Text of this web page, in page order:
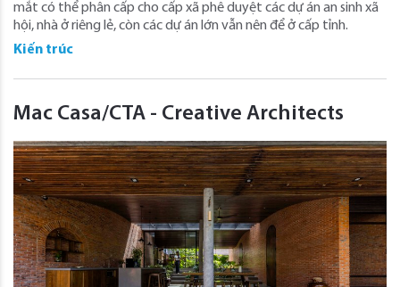
mắt có thể phân cấp cho cấp xã phê duyệt các dự án an sinh xã
hội, nhà ở riêng lẻ, còn các dự án lớn vẫn nên để ở cấp tỉnh.
Kiến trúc
Mac Casa/CTA - Creative Architects